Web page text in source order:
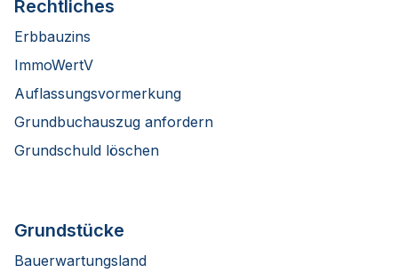
Rechtliches
Erbbauzins
ImmoWertV
Auflassungsvormerkung
Grundbuchauszug anfordern
Grundschuld löschen
Grundstücke
Bauerwartungsland